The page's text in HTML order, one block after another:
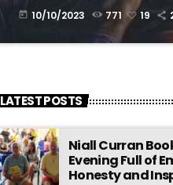
today 10/10/2023 771 19
LATEST POSTS
Niall Curran
Evening Full of
Honesty and